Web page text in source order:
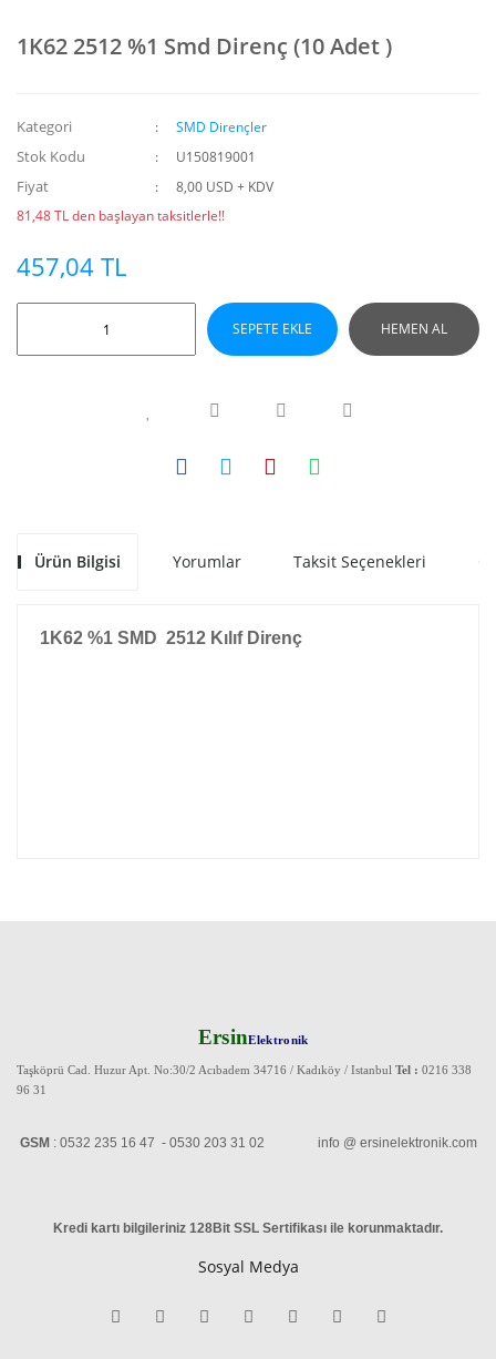
1K62 2512 %1 Smd Direnç (10 Adet )
Kategori SMD Dirençler
Stok Kodu U150819001
Fiyat
8,00 USD + KDV
81,48 TL den başlayan taksitlerle!!
457,04 TL
SEPETE EKLE HEMEN AL
Ürün Bilgisi Yorumlar Taksit Seçenekleri
1K62 %1 SMD 2512 Kılıf Direnç
ErsinElektronik
Taşköprü Cad. Huzur Apt. No:30/2 Acıbadem 34716 / Kadıköy / Istanbul Tel : 0216 338
96 31
GSM : 0532 235 16 47 - 0530 203 31 02 info @ ersinelektronik.com
Kredi kartı bilgileriniz 128Bit SSL Sertifikası ile korunmaktadır.
Sosyal Medya